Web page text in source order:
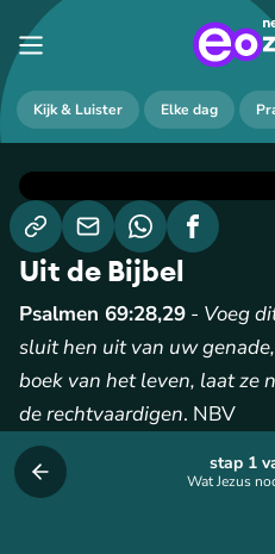
Kijk & Luister Elke dag
Wat Jezus
stap 1
Uit de Bijbel
Psalmen 69:28,29 - Voeg
sluit hen uit van uw
boek van het leven, laat ze
de rechtvaardigen. NBV